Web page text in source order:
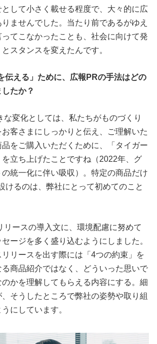
して小さく載せる程度で、大々的に広
ませんでした。当たり前であるがゆえ
てこなかったことも、社会に向けて発
スタンスを変えたんです。
伝える」ために、広報PRの手法はどの
たか？
な変化としては、私たちがものづくり
客さまにしっかりと伝え、ご理解いた
をご購入いただくために、「タイガー
立ち上げたことですね（2022年、グ
の統一化に伴い吸収）。特定の商品だけ
けるのは、弊社にとって初めてのこと
リースの導入文に、環境配慮に努めて
ージを多く盛り込むようにしました。
リースを出す際には「4つの約束」を
商品紹介ではなく、どういった思いで
かを理解してもらえる内容にする。細
そうしたところで弊社の姿勢や取り組
にしています。